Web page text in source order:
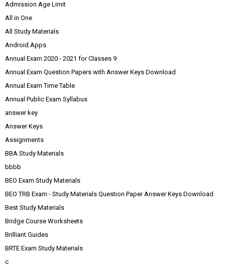
Admission Age Limit
All in One
All Study Materials
Android Apps
Annual Exam 2020 - 2021 for Classes 9
Annual Exam Question Papers with Answer Keys Download
Annual Exam Time Table
Annual Public Exam Syllabus
answer key
Answer Keys
Assignments
BBA Study Materials
bbbb
BEO Exam Study Materials
BEO TRB Exam - Study Materials Question Paper Answer Keys Download
Best Study Materials
Bridge Course Worksheets
Brilliant Guides
BRTE Exam Study Materials
c